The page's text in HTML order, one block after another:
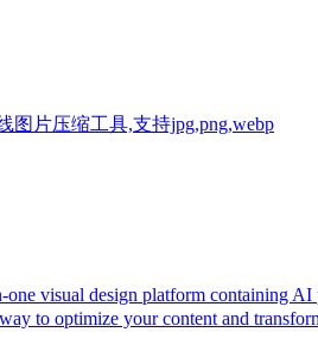
图片压缩工具,支持jpg,png,webp
visual design platform containing AI
to optimize your content and